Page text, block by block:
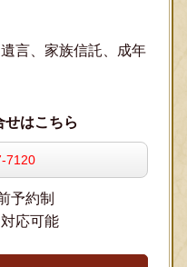
言、家族信託、成年
せはこちら
7120
予約制
応可能